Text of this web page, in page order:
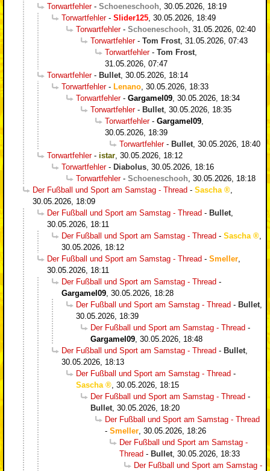
Torwartfehler- Schoeneschooh 30.05.2026, 18:19
Torwartfehler- Slider125 30.05.2026, 18:49
Torwartfehler- Schoeneschooh 31.05.2026, 02:40
Torwartfehler- Tom Frost 31.05.2026, 07:43
Torwartfehler- Tom Frost
31.05.2026, 07:47
Torwartfehler- Bullet 30.05.2026, 18:14
Torwartfehler- Lenano 30.05.2026, 18:33
Torwartfehler- Gargamel09 30.05.2026, 18:34
Torwartfehler- Bullet 30.05.2026, 18:35
Torwartfehler- Gargamel09
30.05.2026, 18:39
Torwartfehler- Bullet 30.05.2026, 18:40
Torwartfehler- istar 30.05.2026, 18:12
Torwartfehler- Diabolus 30.05.2026, 18:16
Torwartfehler- Schoeneschooh 30.05.2026, 18:18
Der Fußball und Sport am Samstag - Thread - Sascha
30.05.2026, 18:09
Der Fußball und Sport am Samstag - Thread - Bullet
30.05.2026, 18:11
Der Fußball und Sport am Samstag - Thread - Sascha
30.05.2026, 18:12
Der Fußball und Sport am Samstag - Thread - Smeller
30.05.2026, 18:11
Der Fußball und Sport am Samstag - Thread -
Gargamel09 30.05.2026, 18:28
Der Fußball und Sport am Samstag - Thread - Bullet
30.05.2026, 18:39
Der Fußball und Sport am Samstag - Thread -
Gargamel09 30.05.2026, 18:48
Der Fußball und Sport am Samstag - Thread - Bullet
30.05.2026, 18:13
Der Fußball und Sport am Samstag - Thread -
Sascha
30.05.2026, 18:15
Der Fußball und Sport am Samstag - Thread -
Bullet 30.05.2026, 18:20
Der Fußball und Sport am Samstag - Thread
- Smeller 30.05.2026, 18:26
Der Fußball und Sport am Samstag -
Thread - Bullet 30.05.2026, 18:33
Der Fußball und Sport am Samstag -